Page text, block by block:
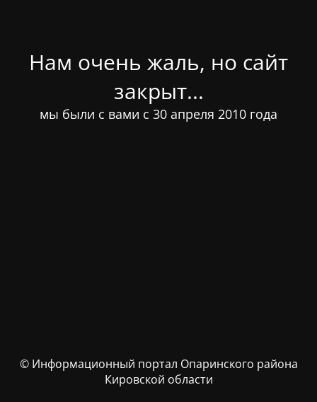
Нам очень жаль, но сайт
закрыт...
мы были с вами с 30 апреля 2010 года
© Информационный портал Опаринского района
Кировской области